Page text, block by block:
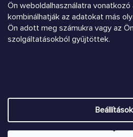
Ön weboldalhasználatra vonatkozó
kombinálhatják az adatokat más
Ön adott meg számukra vagy az
szolgáltatásokból gyűjtöttek.
Beállítások
Árukereső.hu
Shoptet
Copyright 2026Chrústiček.eu.
beállítások